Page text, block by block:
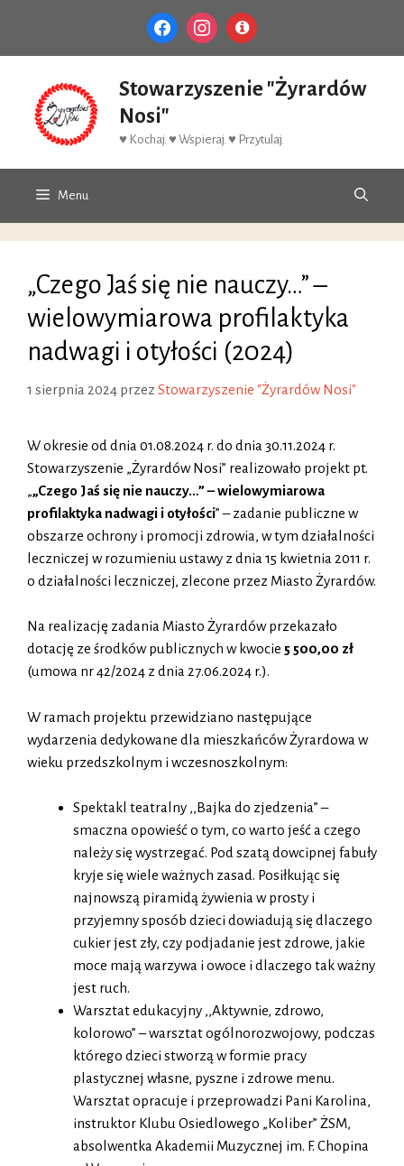
treści
facebookinstagraminfo-
circle
Stowarzyszenie "Żyrardów
Nosi"
♥ Kochaj. ♥ Wspieraj. ♥ Przytulaj.
Menu
„Czego Jaś się nie nauczy…” –
wielowymiarowa profilaktyka
nadwagi i otyłości (2024)
1 sierpnia 2024 przez Stowarzyszenie "Żyrardów Nosi"
W okresie od dnia 01.08.2024 r. do dnia 30.11.2024 r.
Stowarzyszenie „Żyrardów Nosi” realizowało projekt pt.
„„Czego Jaś się nie nauczy…” – wielowymiarowa
profilaktyka nadwagi i otyłości” – zadanie publiczne w
obszarze ochrony i promocji zdrowia, w tym działalności
leczniczej w rozumieniu ustawy z dnia 15 kwietnia 2011 r.
o działalności leczniczej, zlecone przez Miasto Żyrardów.
Na realizację zadania Miasto Żyrardów przekazało
dotację ze środków publicznych w kwocie 5 500,00 zł
(umowa nr 42/2024 z dnia 27.06.2024 r.).
W ramach projektu przewidziano następujące
wydarzenia dedykowane dla mieszkańców Żyrardowa w
wieku przedszkolnym i wczesnoszkolnym:
Spektakl teatralny ,,Bajka do zjedzenia” –
smaczna opowieść o tym, co warto jeść a czego
należy się wystrzegać. Pod szatą dowcipnej fabuły
kryje się wiele ważnych zasad. Posiłkując się
najnowszą piramidą żywienia w prosty i
przyjemny sposób dzieci dowiadują się dlaczego
cukier jest zły, czy podjadanie jest zdrowe, jakie
moce mają warzywa i owoce i dlaczego tak ważny
jest ruch.
Warsztat edukacyjny ,,Aktywnie, zdrowo,
kolorowo” – warsztat ogólnorozwojowy, podczas
którego dzieci stworzą w formie pracy
plastycznej własne, pyszne i zdrowe menu.
Warsztat opracuje i przeprowadzi Pani Karolina,
instruktor Klubu Osiedlowego „Koliber” ŻSM,
absolwentka Akademii Muzycznej im. F. Chopina